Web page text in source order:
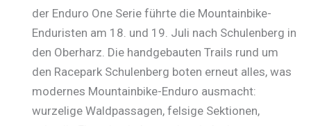
der Enduro One Serie führte die Mountainbike-
Enduristen am 18. und 19. Juli nach Schulenberg in
den Oberharz. Die handgebauten Trails rund um
den Racepark Schulenberg boten erneut alles, was
modernes Mountainbike-Enduro ausmacht:
wurzelige Waldpassagen, felsige Sektionen,